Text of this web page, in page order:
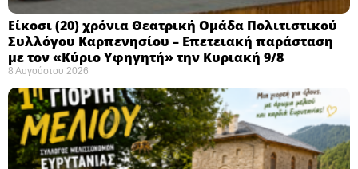
Eίκοσι (20) χρόνια Θεατρική Ομάδα Πολιτιστικού
Συλλόγου Καρπενησίου – Επετειακή παράσταση
με τον «Κύριο Υφηγητή» την Κυριακή 9/8
8 Αυγούστου 2026